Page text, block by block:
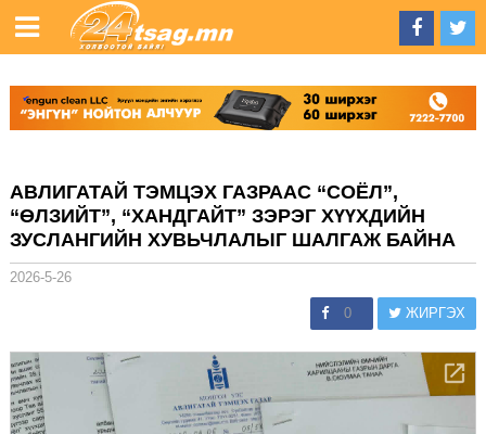
АВЛИГАТАЙ ТЭМЦЭХ ГАЗРААС “СОЁЛ”,
“ӨЛЗИЙТ”, “ХАНДГАЙТ” ЗЭРЭГ ХҮҮХДИЙН
ЗУСЛАНГИЙН ХУВЬЧЛАЛЫГ ШАЛГАЖ БАЙНА
2026-5-26
0 ЖИРГЭХ